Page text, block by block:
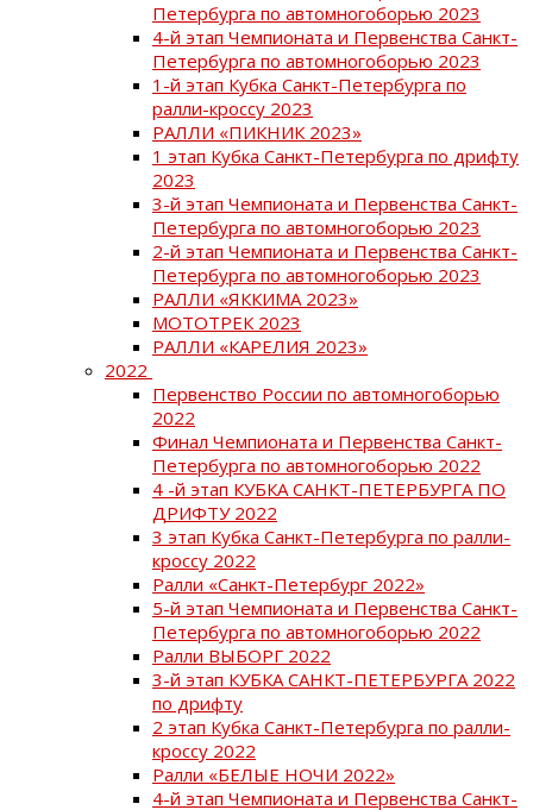
Петербурга по автомногоборью 2023
4-й этап Чемпионата и Первенства Санкт-
Петербурга по автомногоборью 2023
1-й этап Кубка Санкт-Петербурга по
ралли-кроссу 2023
РАЛЛИ «ПИКНИК 2023»
1 этап Кубка Санкт-Петербурга по дрифту
2023
3-й этап Чемпионата и Первенства Санкт-
Петербурга по автомногоборью 2023
2-й этап Чемпионата и Первенства Санкт-
Петербурга по автомногоборью 2023
РАЛЛИ «ЯККИМА 2023»
МОТОТРЕК 2023
РАЛЛИ «КАРЕЛИЯ 2023»
2022
Первенство России по автомногоборью
2022
Финал Чемпионата и Первенства Санкт-
Петербурга по автомногоборью 2022
4 -й этап КУБКА САНКТ-ПЕТЕРБУРГА ПО
ДРИФТУ 2022
3 этап Кубка Санкт-Петербурга по ралли-
кроссу 2022
Ралли «Санкт-Петербург 2022»
5-й этап Чемпионата и Первенства Санкт-
Петербурга по автомногоборью 2022
Ралли ВЫБОРГ 2022
3-й этап КУБКА САНКТ-ПЕТЕРБУРГА 2022
по дрифту
2 этап Кубка Санкт-Петербурга по ралли-
кроссу 2022
Ралли «БЕЛЫЕ НОЧИ 2022»
4-й этап Чемпионата и Первенства Санкт-